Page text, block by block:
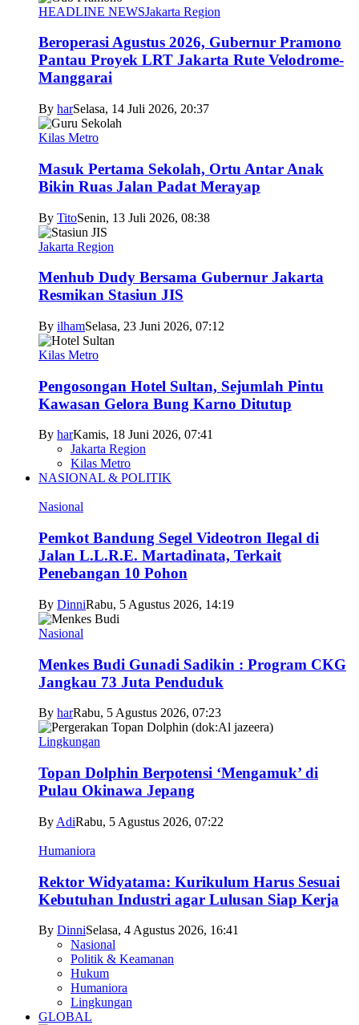
HEADLINE NEWSJakarta Region
Beroperasi Agustus 2026, Gubernur Pramono
Pantau Proyek LRT Jakarta Rute Velodrome-
Manggarai
By harSelasa, 14 Juli 2026, 20:37
Kilas Metro
Masuk Pertama Sekolah, Ortu Antar Anak
Bikin Ruas Jalan Padat Merayap
By TitoSenin, 13 Juli 2026, 08:38
Jakarta Region
Menhub Dudy Bersama Gubernur Jakarta
Resmikan Stasiun JIS
By ilhamSelasa, 23 Juni 2026, 07:12
Kilas Metro
Pengosongan Hotel Sultan, Sejumlah Pintu
Kawasan Gelora Bung Karno Ditutup
By harKamis, 18 Juni 2026, 07:41
Jakarta Region
Kilas Metro
NASIONAL & POLITIK
Nasional
Pemkot Bandung Segel Videotron Ilegal di
Jalan L.L.R.E. Martadinata, Terkait
Penebangan 10 Pohon
By DinniRabu, 5 Agustus 2026, 14:19
Nasional
Menkes Budi Gunadi Sadikin : Program CKG
Jangkau 73 Juta Penduduk
By harRabu, 5 Agustus 2026, 07:23
Lingkungan
Topan Dolphin Berpotensi ‘Mengamuk’ di
Pulau Okinawa Jepang
By AdiRabu, 5 Agustus 2026, 07:22
Humaniora
Rektor Widyatama: Kurikulum Harus Sesuai
Kebutuhan Industri agar Lulusan Siap Kerja
By DinniSelasa, 4 Agustus 2026, 16:41
Nasional
Politik & Keamanan
Hukum
Humaniora
Lingkungan
GLOBAL